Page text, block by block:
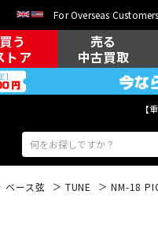
For Overseas
買う
トア
売る
中古買取
【
ベース弦 TUNE NM-18